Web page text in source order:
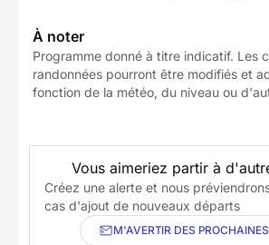
À noter
Programme donné à titre indicatif. Les
randonnées pourront être modifiés et
fonction de la météo, du niveau ou
Vous aimeriez partir à
Créez une alerte et nous
cas d'ajout de nouveaux départs
M'AVERTIR DES